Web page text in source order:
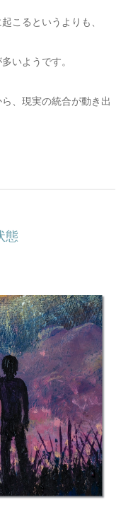
こるというよりも、
いようです。
、現実の統合が動き出
態